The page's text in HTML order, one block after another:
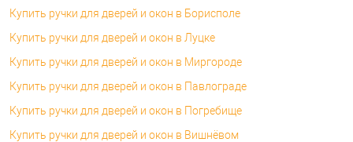
Купить ручки для дверей и окон в Борисполе
Купить ручки для дверей и окон в Луцке
Купить ручки для дверей и окон в Миргороде
Купить ручки для дверей и окон в Павлограде
Купить ручки для дверей и окон в Погребище
Купить ручки для дверей и окон в Вишнёвом